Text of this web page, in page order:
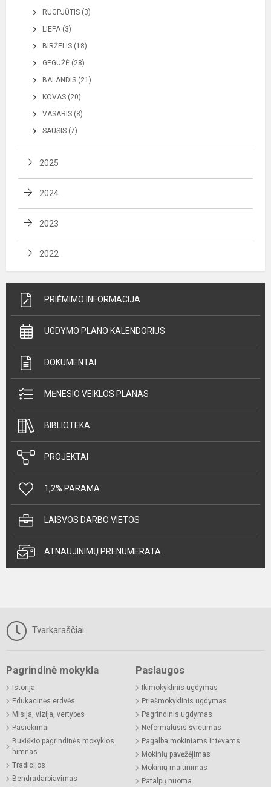
RUGPJŪTIS (3)
LIEPA (3)
BIRŽELIS (18)
GEGUŽĖ (28)
BALANDIS (21)
KOVAS (20)
VASARIS (8)
SAUSIS (7)
2025
2024
2023
2022
PRIĖMIMO INFORMACIJA
UGDYMO PLANO KALENDORIUS
DOKUMENTAI
MĖNESIO VEIKLOS PLANAS
BIBLIOTEKA
PROJEKTAI
1,2% PARAMA
LAISVOS DARBO VIETOS
ATNAUJINIMŲ PRENUMERATA
Tvarkaraščiai
Pagrindinė mokykla
Istorija
Edukacinės erdvės
Misija, vizija, vertybės
Pasiekimai
Bukiškio pagrindinės mokyklos
himnas
Tradicijos
Bendradarbiavimas
Paslaugos
Ikimokyklinis ugdymas
Priešmokyklinis ugdymas
Pagrindinis ugdymas
Neformalusis švietimas
Pagalba mokiniams ir tėvams
Mokinių pavėžėjimas
Mokinių maitinimas
Patalpų nuoma